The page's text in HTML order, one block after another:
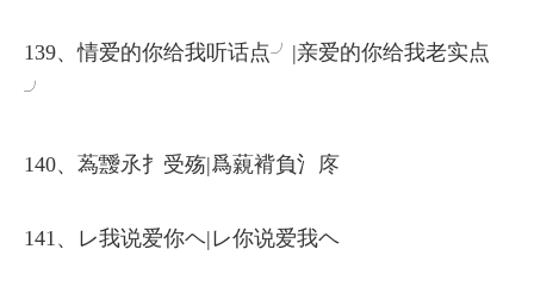
139、情爱的你给我听话点╯|亲爱的你给我老实点
╯
140、蒍靉氶扌受殇|爲藽褙負氵庝
141、レ我说爱你ヘ|レ你说爱我ヘ